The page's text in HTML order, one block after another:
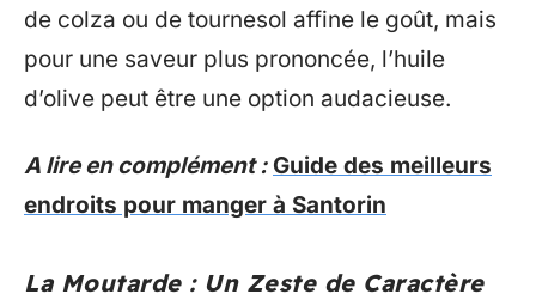
de colza ou de tournesol affine le goût, mais
pour une saveur plus prononcée, l’huile
d’olive peut être une option audacieuse.
A lire en complément : Guide des meilleurs
endroits pour manger à Santorin
La Moutarde : Un Zeste de Caractère